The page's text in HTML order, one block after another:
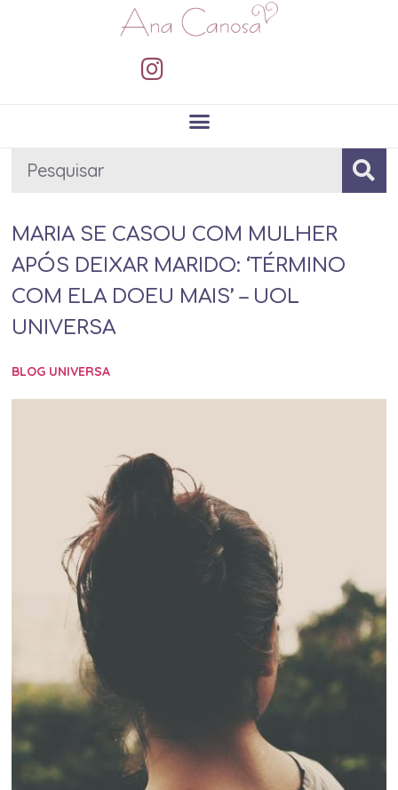
MARIA SE CASOU COM MULHER
APÓS DEIXAR MARIDO: ‘TÉRMINO
COM ELA DOEU MAIS’ – UOL
UNIVERSA
BLOG UNIVERSA